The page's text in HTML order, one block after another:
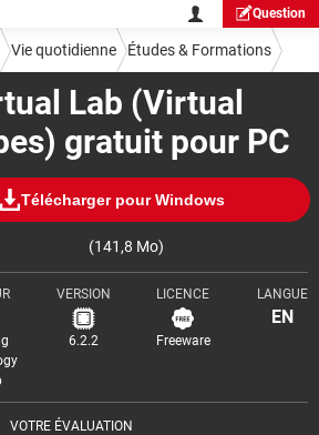
Question
Lab (Virtual
gratuit pour PC
Télécharger pour Windows
(141,8 Mo)
VOTRE ÉVALUATION
VERSION
6.2.2
LICENCE
Freeware
LANGUE
EN
Vie quotidienne Études & Formations